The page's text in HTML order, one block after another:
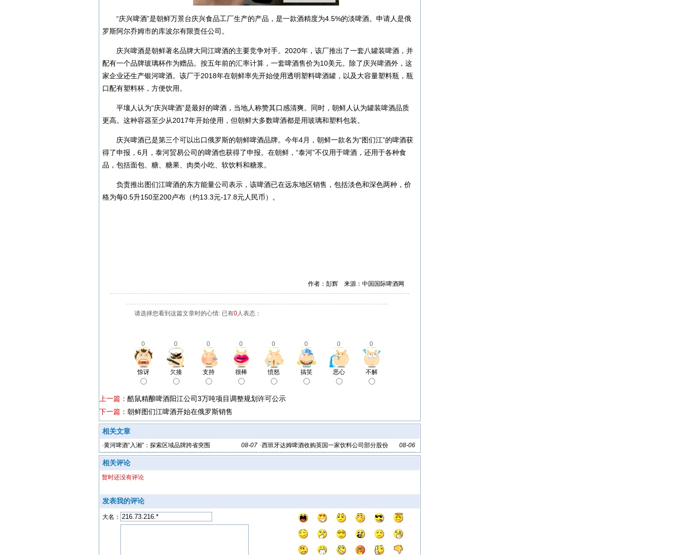
“庆兴啤酒”是朝鲜万景台庆兴食品工厂生产的产品，是一款酒精度为4.5%的淡啤酒。申请人是俄
罗斯阿尔乔姆市的库波尔有限责任公司。
庆兴啤酒是朝鲜著名品牌大同江啤酒的主要竞争对手。2020年，该厂推出了一套八罐装啤酒，并
配有一个品牌玻璃杯作为赠品。按五年前的汇率计算，一套啤酒售价为10美元。除了庆兴啤酒外，这
家企业还生产银河啤酒。该厂于2018年在朝鲜率先开始使用透明塑料啤酒罐，以及大容量塑料瓶，瓶
口配有塑料杯，方便饮用。
平壤人认为“庆兴啤酒”是最好的啤酒，当地人称赞其口感清爽。同时，朝鲜人认为罐装啤酒品质
更高。这种容器至少从2017年开始使用，但朝鲜大多数啤酒都是用玻璃和塑料包装。
庆兴啤酒已是第三个可以出口俄罗斯的朝鲜啤酒品牌。今年4月，朝鲜一款名为“图们江”的啤酒获
得了申报，6月，泰河贸易公司的啤酒也获得了申报。在朝鲜，“泰河”不仅用于啤酒，还用于各种食
品，包括面包、糖、糖果、肉类小吃、软饮料和糖浆。
负责推出图们江啤酒的东方能量公司表示，该啤酒已在远东地区销售，包括淡色和深色两种，价
格为每0.5升150至200卢布（约13.3元-17.8元人民币）。
作者：彭辉 来源：中国国际啤酒网
请选择您看到这篇文章时的心情: 已有0人表态：
0 0 0 0 0 0 0 0
惊讶 欠揍 支持 很棒 愤怒 搞笑 恶心 不解
上一篇： 酷鼠精酿啤酒阳江公司3万吨项目调整规划许可公示
下一篇： 朝鲜图们江啤酒开始在俄罗斯销售
相关文章
08-07
·黄河啤酒“入湘”：探索区域品牌跨省突围 08-06
·西班牙达姆啤酒收购英国一家饮料公司部分股份
相关评论
暂时还没有评论
发表我的评论
大名：